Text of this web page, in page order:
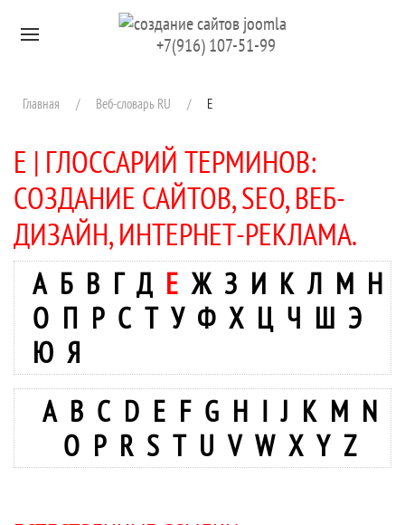
Перейти к содержимому+7(916) 107-51-99
Главная Веб-словарь RU Е
Е | ГЛОССАРИЙ ТЕРМИНОВ:
СОЗДАНИЕ САЙТОВ, SEO, ВЕБ-
ДИЗАЙН, ИНТЕРНЕТ-РЕКЛАМА.
А Б В Г Д Е Ж З И К Л М Н
О П Р С Т У Ф Х Ц Ч Ш Э
Ю Я
A B C D E F G H I J K M N
O P R S T U V W X Y Z